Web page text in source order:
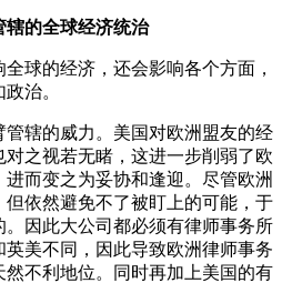
辖的全球经济统治
球的经济，还会影响各个方面，
治。
辖的威力。美国对欧洲盟友的经
之视若无睹，这进一步削弱了欧
而变之为妥协和逢迎。尽管欧洲
依然避免不了被盯上的可能，于
因此大公司都必须有律师事务所
美不同，因此导致欧洲律师事务
不利地位。同时再加上美国的有